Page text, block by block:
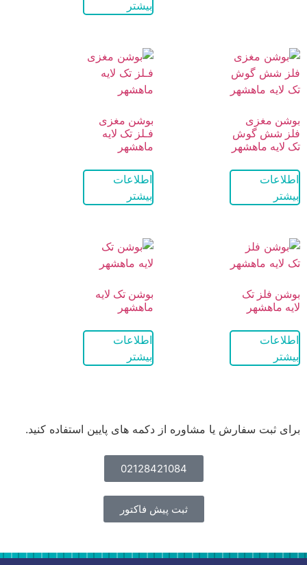
بیشتر
بوشن مغزی
فلز شش گوش
تک لایه ماهشهر
اطلاعات
بیشتر
بوشن مغزی
فـلز تک لایه
ماهشهر
اطلاعات
بیشتر
بوشن فلز تک
لایه ماهشهر
اطلاعات
بیشتر
بوشن تک لایه
ماهشهر
اطلاعات
بیشتر
برای ثبت سفارش یا مشاوره از دکمه های پایین استفاده کنید.
02128421084
ثبت پیش فاکتور